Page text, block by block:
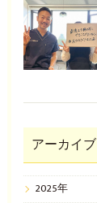
アーカイブ
2025年